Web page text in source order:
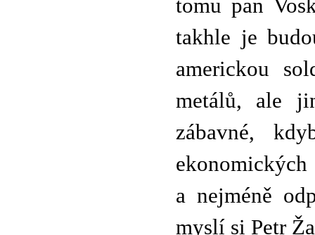
tomu pan
takhle je
americkou
metálů, ale
zábavné,
a nejméně
myslí si Petr